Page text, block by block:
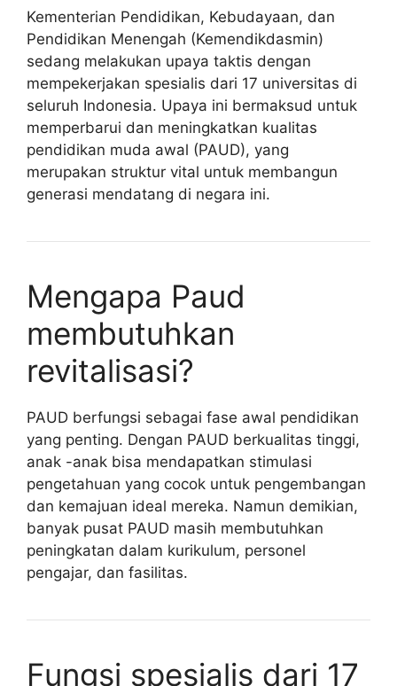
Kementerian Pendidikan, Kebudayaan, dan
Pendidikan Menengah (Kemendikdasmin)
sedang melakukan upaya taktis dengan
mempekerjakan spesialis dari 17 universitas di
seluruh Indonesia. Upaya ini bermaksud untuk
memperbarui dan meningkatkan kualitas
pendidikan muda awal (PAUD), yang
merupakan struktur vital untuk membangun
generasi mendatang di negara ini.
Mengapa Paud
membutuhkan
revitalisasi?
PAUD berfungsi sebagai fase awal pendidikan
yang penting. Dengan PAUD berkualitas tinggi,
anak -anak bisa mendapatkan stimulasi
pengetahuan yang cocok untuk pengembangan
dan kemajuan ideal mereka. Namun demikian,
banyak pusat PAUD masih membutuhkan
peningkatan dalam kurikulum, personel
pengajar, dan fasilitas.
Fungsi spesialis dari 17